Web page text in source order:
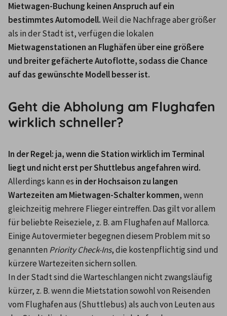
Mietwagen-Buchung keinen Anspruch auf ein
bestimmtes Automodell. Weil die Nachfrage aber größer
Mietwagenstationen an Flughäfen über eine größere
und breiter gefächerte Autoflotte, sodass die Chance
auf das gewünschte Modell besser ist.
Geht die Abholung am Flughafen
wirklich schneller?
In der Regel: ja, wenn die Station wirklich im Terminal
liegt und nicht erst per Shuttlebus angefahren wird.
Allerdings kann es in der Hochsaison zu langen
Wartezeiten am Mietwagen-Schalter kommen, wenn
gleichzeitig mehrere Flieger eintreffen. Das gilt vor allem
für beliebte Reiseziele, z. B. am Flughafen auf Mallorca.
Einige Autovermieter begegnen diesem Problem mit so
genannten Priority Check-Ins, die kostenpflichtig sind und
kürzere Wartezeiten sichern sollen.
In der Stadt sind die Warteschlangen nicht zwangsläufig
kürzer, z. B. wenn die Mietstation sowohl von Reisenden
vom Flughafen aus (Shuttlebus) als auch von Leuten aus